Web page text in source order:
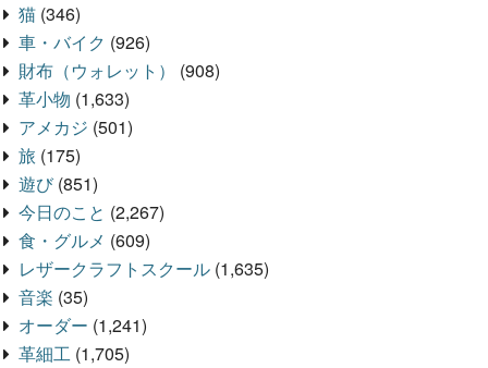
猫 (346)
車・バイク (926)
財布（ウォレット）
(908)
革小物 (1,633)
アメカジ (501)
旅 (175)
遊び(851)
今日のこと (2,267)
食・グルメ (609)
レザークラフトスクール (1,635)
音楽 (35)
オーダー (1,241)
革細工 (1,705)